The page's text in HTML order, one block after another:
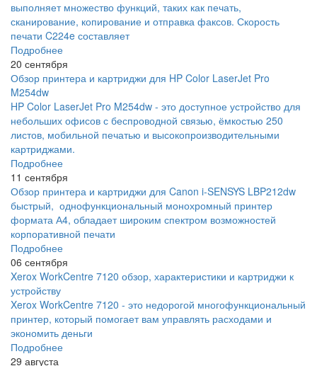
выполняет множество функций, таких как печать,
сканирование, копирование и отправка факсов. Скорость
печати C224e составляет
Подробнее
20 сентября
Обзор принтера и картриджи для HP Color LaserJet Pro
M254dw
HP Color LaserJet Pro M254dw - это доступное устройство для
небольших офисов с беспроводной связью, ёмкостью 250
листов, мобильной печатью и высокопроизводительными
картриджами.
Подробнее
11 сентября
Обзор принтера и картриджи для Canon i-SENSYS LBP212dw
быстрый, однофункциональный монохромный принтер
формата А4, обладает широким спектром возможностей
корпоративной печати
Подробнее
06 сентября
Xerox WorkCentre 7120 обзор, характеристики и картриджи к
устройству
Xerox WorkCentre 7120 - это недорогой многофункциональный
принтер, который помогает вам управлять расходами и
экономить деньги
Подробнее
29 августа